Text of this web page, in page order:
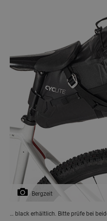
Bergzeit
… black erhältlich. Bitte prüfe bei